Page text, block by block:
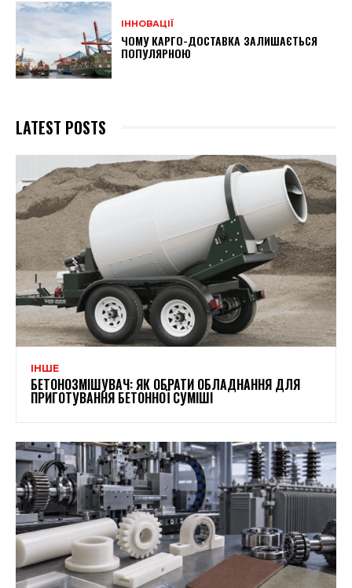
ІННОВАЦІЇ
ЧОМУ КАРГО-ДОСТАВКА ЗАЛИШАЄТЬСЯ
ПОПУЛЯРНОЮ
LATEST POSTS
ІНШЕ
БЕТОНОЗМІШУВАЧ: ЯК ОБРАТИ ОБЛАДНАННЯ ДЛЯ
ПРИГОТУВАННЯ БЕТОННОЇ СУМІШІ